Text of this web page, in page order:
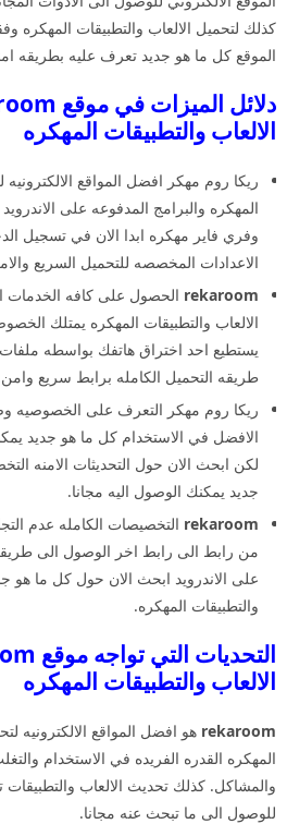
كذلك لتحميل الالعاب والتطبيقات المهكره
الموقع كل ما هو جديد تعرف عليه بطريقه
الالعاب والتطبيقات المهكره
ريكا روم مهكر افضل المواقع الالكترونيه
المهكره والبرامج المدفوعه على
وفري فاير مهكره ابدا الان في تسجيل
الاعدادات المخصصه للتحميل السريع
rekaroom الحصول على كافه الخدمات
الالعاب والتطبيقات المهكره يمتلك
يستطيع احد اختراق هاتفك بواسطه
طريقه التحميل الكامله برابط سريع
ريكا روم مهكر التعرف على الخصوصيه
الافضل في الاستخدام كل ما هو جديد
لكن ابحث الان حول التحديثات الامنه
جديد يمكنك الوصول اليه مجانا.
rekaroom التخصيصات الكامله عدم
من رابط الى رابط اخر الوصول الى
على الاندرويد ابحث الان حول كل ما هو
والتطبيقات المهكره.
الالعاب والتطبيقات المهكره
rekaroom هو افضل المواقع الالكترونيه
المهكره القدره الفريده في الاستخدام
والمشاكل. كذلك تحديث الالعاب
للوصول الى ما تبحث عنه مجانا.